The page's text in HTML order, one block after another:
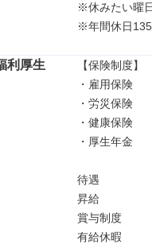
※休みたい曜
※年間休日
利厚生
【保険制度】
・雇用保険
・労災保険
・健康保険
・厚生年金
待遇
昇給
賞与制度
有給休暇